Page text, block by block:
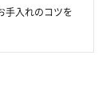
手入れのコツを